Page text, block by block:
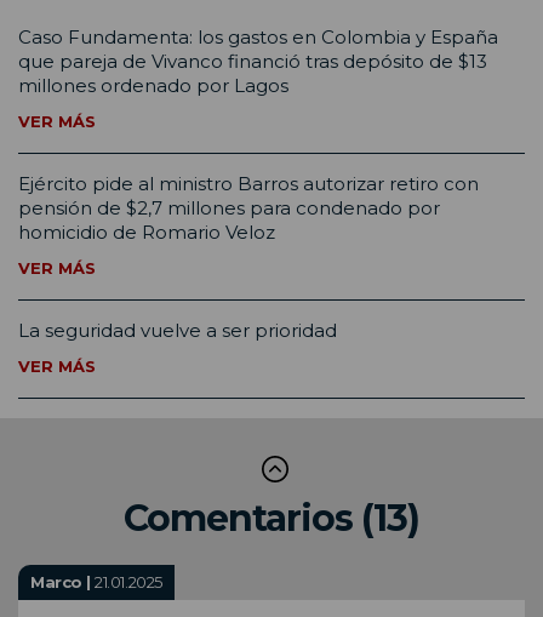
Caso Fundamenta: los gastos en Colombia y España
que pareja de Vivanco financió tras depósito de $13
millones ordenado por Lagos
VER MÁS
Ejército pide al ministro Barros autorizar retiro con
pensión de $2,7 millones para condenado por
homicidio de Romario Veloz
VER MÁS
La seguridad vuelve a ser prioridad
VER MÁS
Comentarios (13)
Marco |21.01.2025